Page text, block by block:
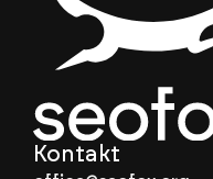
Kontakt